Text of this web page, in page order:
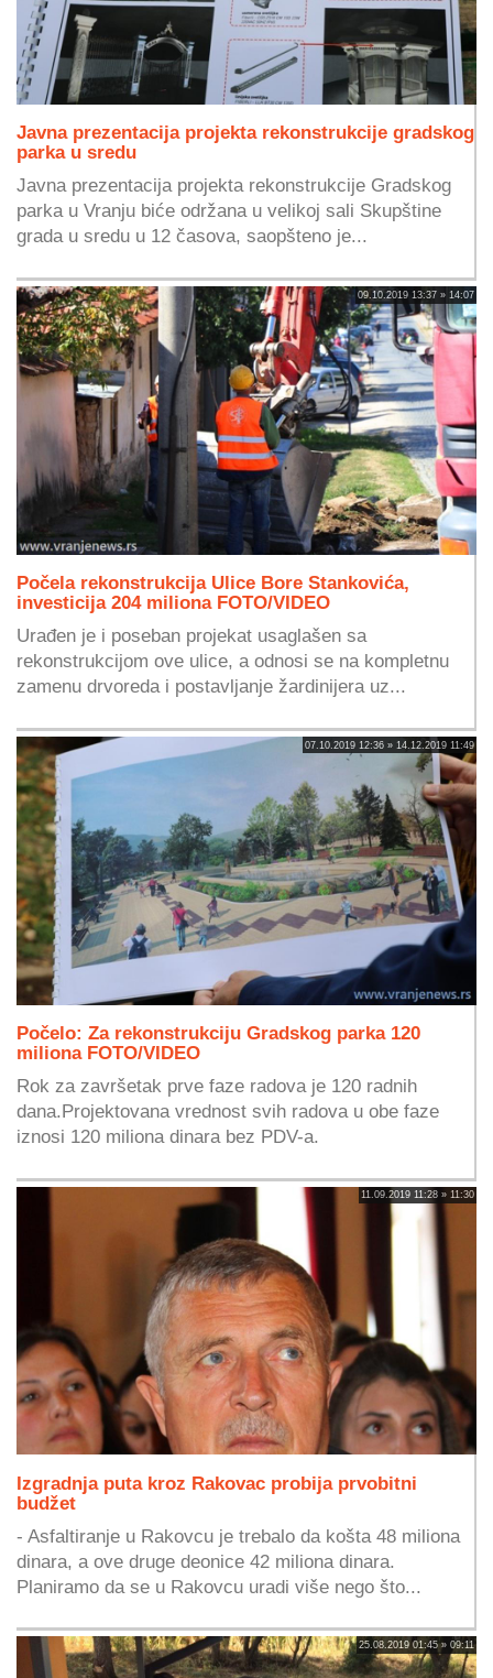
Javna prezentacija projekta rekonstrukcije gradskog
parka u sredu
Javna prezentacija projekta rekonstrukcije Gradskog
parka u Vranju biće održana u velikoj sali Skupštine
grada u sredu u 12 časova, saopšteno je...
09.10.2019 13:37 » 14:07
Počela rekonstrukcija Ulice Bore Stankovića,
investicija 204 miliona FOTO/VIDEO
Urađen je i poseban projekat usaglašen sa
rekonstrukcijom ove ulice, a odnosi se na kompletnu
zamenu drvoreda i postavljanje žardinijera uz...
07.10.2019 12:36 » 14.12.2019 11:49
Počelo: Za rekonstrukciju Gradskog parka 120
miliona FOTO/VIDEO
Rok za završetak prve faze radova je 120 radnih
dana.Projektovana vrednost svih radova u obe faze
iznosi 120 miliona dinara bez PDV-a.
11.09.2019 11:28 » 11:30
Izgradnja puta kroz Rakovac probija prvobitni
budžet
- Asfaltiranje u Rakovcu je trebalo da košta 48 miliona
dinara, a ove druge deonice 42 miliona dinara.
Planiramo da se u Rakovcu uradi više nego što...
25.08.2019 01:45 » 09:11